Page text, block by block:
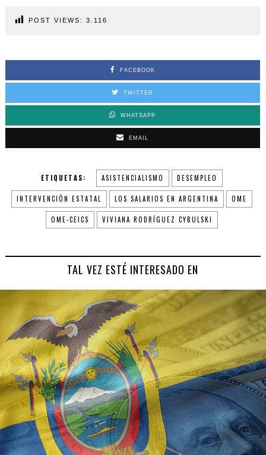
POST VIEWS: 3.116
FACEBOOK
TWITTER
WHATSAPP
EMAIL
ETIQUETAS: ASISTENCIALISMO DESEMPLEO
INTERVENCIÓN ESTATAL LOS SALARIOS EN ARGENTINA OME
OME-CEICS VIVIANA RODRÍGUEZ CYBULSKI
TAL VEZ ESTÉ INTERESADO EN